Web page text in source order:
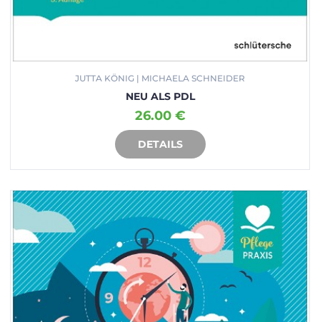
JUTTA KÖNIG | MICHAELA SCHNEIDER
NEU ALS PDL
26.00 €
DETAILS
IN DEN WARENKORB